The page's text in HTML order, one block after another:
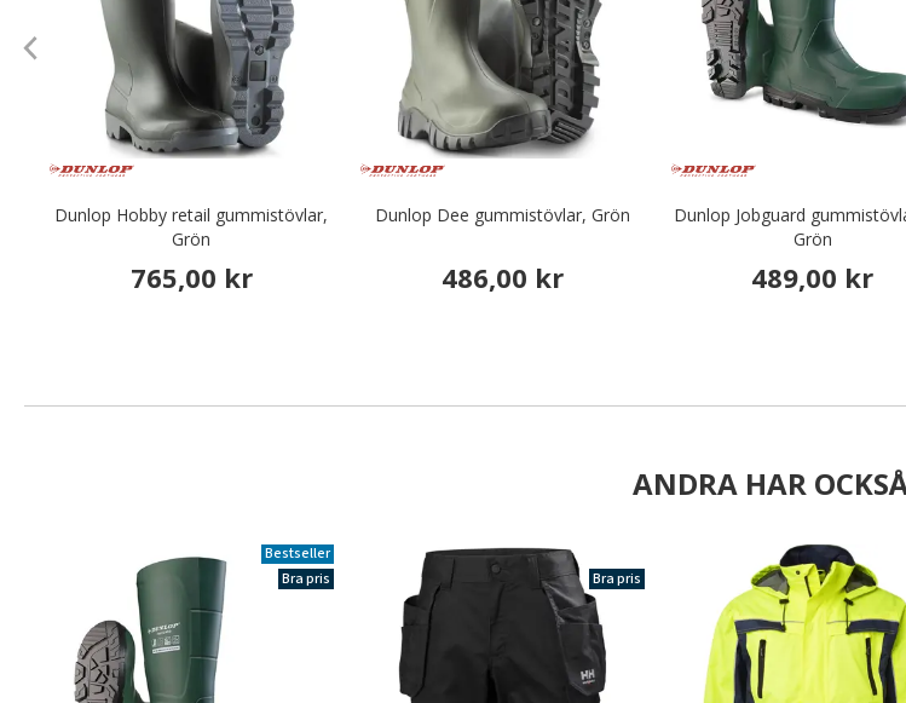
Dunlop Hobby retail gummistövlar,
Grön
765,00 kr
Dunlop Dee gummistövlar, Grön
486,00 kr
Dunlop Jobguard
Grön
489,00 kr
ANDRA HAR
Bestseller
Bra pris
Bra pris